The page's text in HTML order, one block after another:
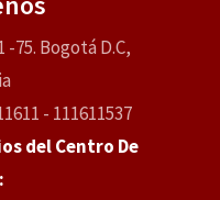
-75. Bogotá D.C,
- 111611537
del Centro De